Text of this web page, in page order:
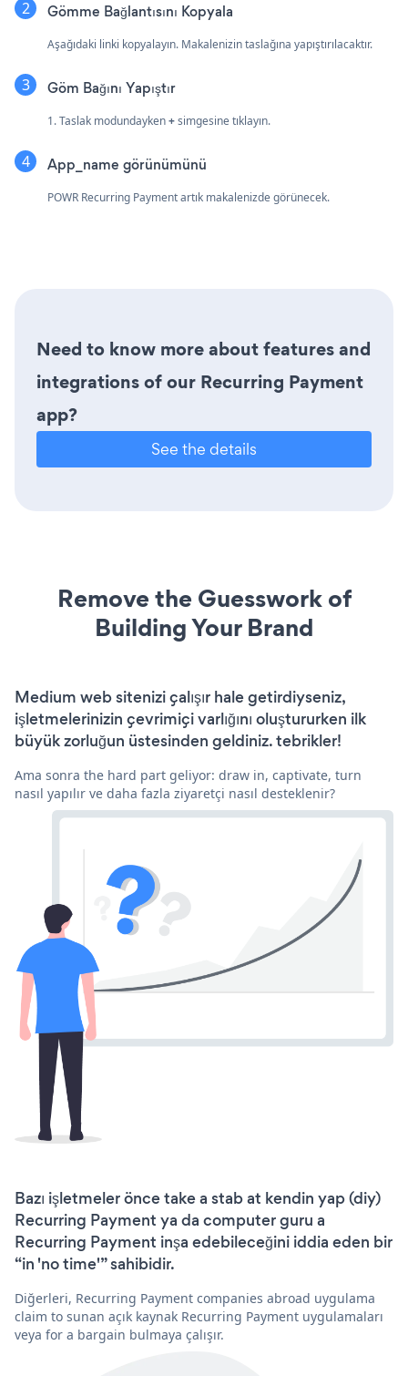
Gömme Bağlantısını Kopyala
Aşağıdaki linki kopyalayın. Makalenizin taslağına yapıştırılacaktır.
Göm Bağını Yapıştır
1. Taslak modundayken+simgesine tıklayın.
App_name görünümünü
POWR Recurring Payment artık makalenizde görünecek.
Need to know more about features and
integrations of our Recurring Payment
app?
See the details
Remove the Guesswork of
Building Your Brand
Medium web sitenizi çalışır hale getirdiyseniz,
işletmelerinizin çevrimiçi varlığını oluştururken ilk
büyük zorluğun üstesinden geldiniz. tebrikler!
Ama sonra the hard part geliyor: draw in, captivate, turn
nasıl yapılır ve daha fazla ziyaretçi nasıl desteklenir?
Bazı işletmeler önce take a stab at kendin yap (diy)
Recurring Payment ya da computer guru a
Recurring Payment inşa edebileceğini iddia eden bir
“in 'no time'” sahibidir.
Diğerleri, Recurring Payment companies abroad uygulama
claim to sunan açık kaynak Recurring Payment uygulamaları
veya for a bargain bulmaya çalışır.